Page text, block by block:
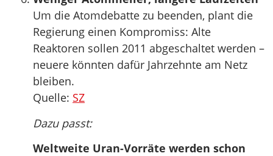
Um die Atomdebatte zu beenden, plant die
Regierung einen Kompromiss: Alte
Reaktoren sollen 2011 abgeschaltet werden –
neuere könnten dafür Jahrzehnte am Netz
bleiben.
Quelle: SZ
Dazu passt:
Weltweite Uran-Vorräte werden schon